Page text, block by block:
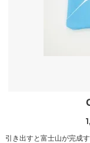
引き出すと富士山が完成